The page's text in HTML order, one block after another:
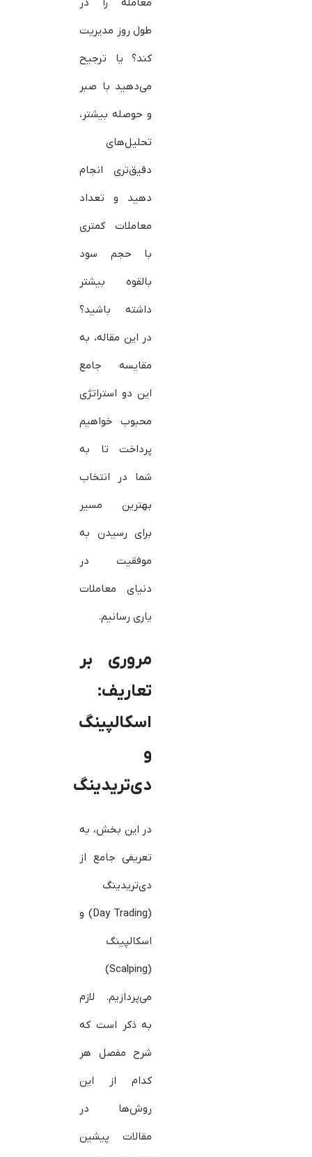
معامله را در
طول روز مدیریت
کند؟ یا ترجیح
می‌دهید با صبر
و حوصله بیشتر،
تحلیل‌های
دقیق‌تری انجام
دهید و تعداد
معاملات کمتری
با حجم سود
بالقوه بیشتر
داشته باشید؟
در این مقاله، به
مقایسه جامع
این دو استراتژی
محبوب خواهیم
پرداخت تا به
شما در انتخاب
بهترین مسیر
برای رسیدن به
موفقیت در
دنیای معاملات
یاری رسانیم.
مروری بر
تعاریف:
اسکالپینگ
و
دی‌تریدینگ
در این بخش، به
تعریفی جامع از
دی‌تریدینگ
(Day Trading) و
اسکالپینگ
(Scalping)
می‌پردازیم. لازم
به ذکر است که
شرح مفصل هر
کدام از این
روش‌ها در
مقالات پیشین